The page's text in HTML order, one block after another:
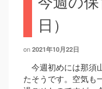
日）
on 2021年10月22日
今週初めには那須
たそうです。空気も